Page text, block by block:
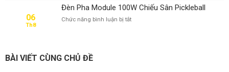
100W
Cho
06
Th8
Đèn Pha Module 100W Chiếu Sân Pickleball
Chức năng bình luận bị tắtở
BÀI VIẾT CÙNG CHỦ ĐỀ